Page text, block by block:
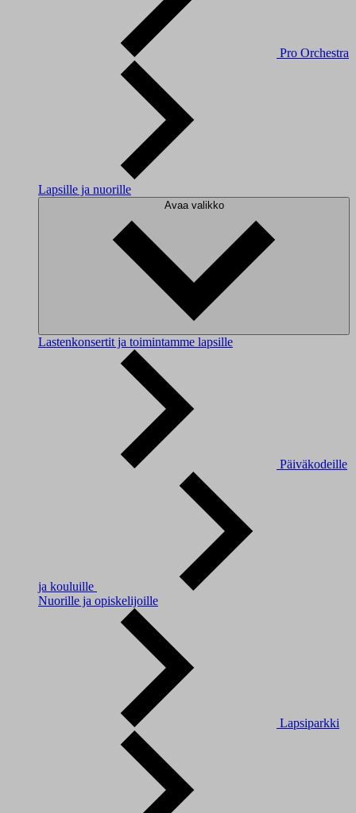
Pro Orchestra
Lapsille ja nuorille
Avaa valikko
Lastenkonsertit ja toimintamme lapsille
Päiväkodeille
ja kouluille
Nuorille ja opiskelijoille
Lapsiparkki